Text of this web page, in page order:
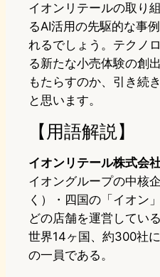
イオンリテールの取り
るAI活用の先駆的な事
れるでしょう。テクノ
る新たな小売体験の創
もたらすのか、引き続
と思います。
【用語解説】
イオンリテール株式会
イオングループの中核
く）・四国の「イオン
どの店舗を運営してい
世界14ヶ国、約300社
の一員である。